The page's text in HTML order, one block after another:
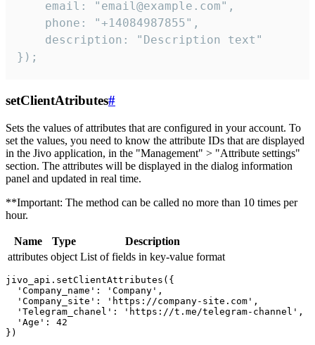
    email: "email@example.com",
    phone: "+14084987855",
    description: "Description text"
});
setClientAtributes#
Sets the values ​​of attributes that are configured in your account. To
set the values, you need to know the attribute IDs that are displayed
in the Jivo application, in the "Management" > "Attribute settings"
section. The attributes will be displayed in the dialog information
panel and updated in real time.
**Important: The method can be called no more than 10 times per
hour.
Name Type
Description
attributes object List of fields in key-value format
jivo_api.setClientAttributes({
  'Company_name': 'Company',
  'Company_site': 'https://company-site.com',
  'Telegram_chanel': 'https://t.me/telegram-channel',
  'Age': 42